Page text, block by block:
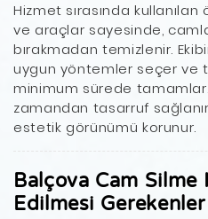
Hizmet sırasında
ve araçlar sayesinde,
bırakmadan temizlenir.
uygun yöntemler seçer ve
minimum sürede
zamandan tasarruf
estetik görünümü korunur.
Balçova Cam
Edilmesi Gerekenler